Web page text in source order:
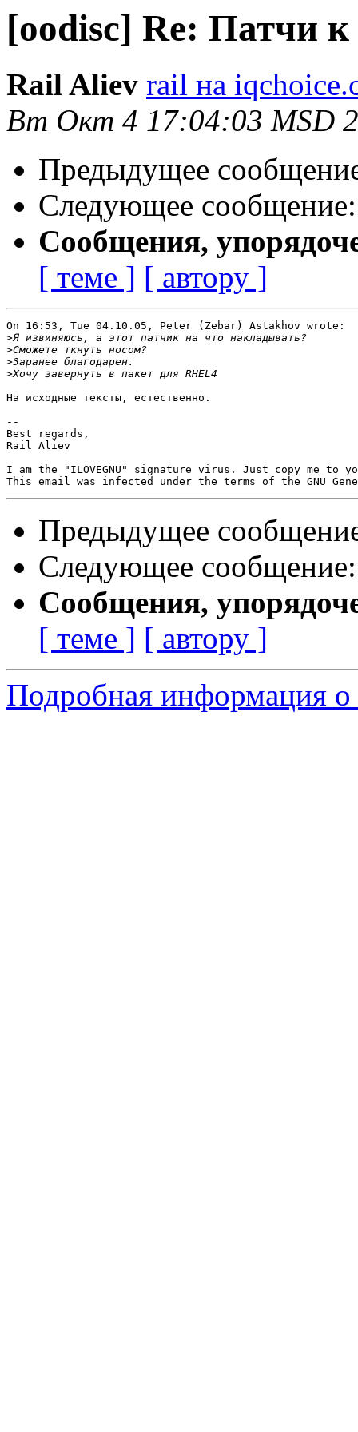
[oodisc] Re: Патчи к
Rail Aliev rail на
Вт Окт 4 17:04:03 MSD
Предыдущее
Следующее
Сообщения,
[ теме ] [ автору ]
On 16:53, Tue 04.10.05, Peter (Zebar) Astakhov wrote:
>
>
>
>
На исходные тексты, естественно.
--
Best regards,
Rail Aliev
I am the "ILOVEGNU" signature virus. Just copy me to
Предыдущее
Следующее
Сообщения,
[ теме ] [ автору ]
Подробная информация о